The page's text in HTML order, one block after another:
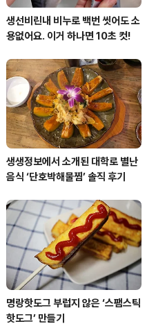
생선비린내 비누로 백번 씻어도 소
용없어요. 이거 하나면 10초 컷!
생생정보에서 소개된 대학로 별난
음식 ‘단호박해물찜’ 솔직 후기
명랑핫도그 부럽지 않은 ‘스팸스틱
핫도그’ 만들기